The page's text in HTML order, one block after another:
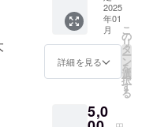
メール
にて調
整しま
す。基
本的に
ていた
せてい
ただき
ます。
枚のご
提供
（友人
参加可
能、
6,000円
相
メール
にて告
2025
年01
月
詳細を見る
こ
の
リ
タ
ー
ン
を
選
択
す
る
5,0